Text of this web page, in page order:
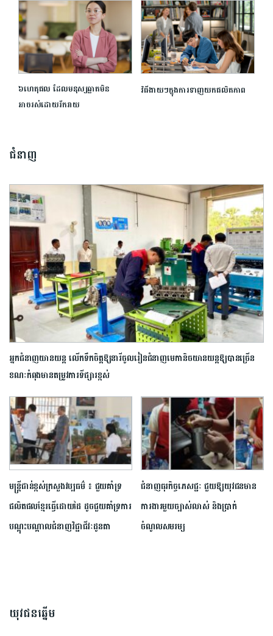
៦ហេតុផល ដែលមនុស្សឆ្លាតមិន
អាចរស់ដោយរីករាយ
វិធីងាយៗក្នុងការទាញយកផលិតភាព
ជំនាញ
អ្នកជំនាញយានយន្ត លើកទឹកចិត្តឱ្យនារីចូលរៀន​ជំនាញមេកានិចយានយន្តឱ្យបានច្រើន
ខណៈកំពុងមានតម្រូវការទីផ្សារខ្ពស់
មន្រ្តីជាន់ខ្ពស់ក្រសួងវប្បធម៌ ៖ ជួយគាំទ្រ
ផលិតផលខ្មែរធ្វើដោយដៃ ដូចជួយគាំទ្រការ
បណ្តុះបណ្តាលជំនាញវិជ្ជាជីវៈដូនតា
ជំនាញធុរកិច្ចភេសជ្ជៈ ជួយ​ឱ្យ​យុវជន​មាន
ការងារមួយ​ច្បាស់លាស់ និងប្រាក់
ចំណូលសមរម្យ
យុវជនឆ្នើម